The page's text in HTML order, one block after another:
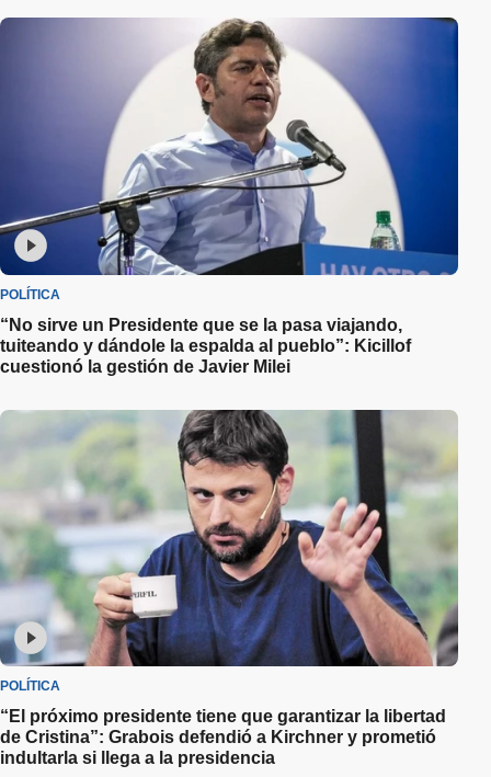
POLÍTICA
“No sirve un Presidente que se la pasa viajando,
tuiteando y dándole la espalda al pueblo”: Kicillof
cuestionó la gestión de Javier Milei
POLÍTICA
“El próximo presidente tiene que garantizar la libertad
de Cristina”: Grabois defendió a Kirchner y prometió
indultarla si llega a la presidencia